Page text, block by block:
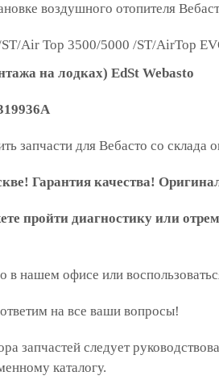
воздушного отопителя
Air Top 3500/5000 /ST/AirTop
на лодках) EdSt Webasto
запчасти для Вебасто со склада
Гарантия качества!
пройти диагностику или
в нашем офисе или
на все ваши вопросы!
запчастей следует
каталогу.